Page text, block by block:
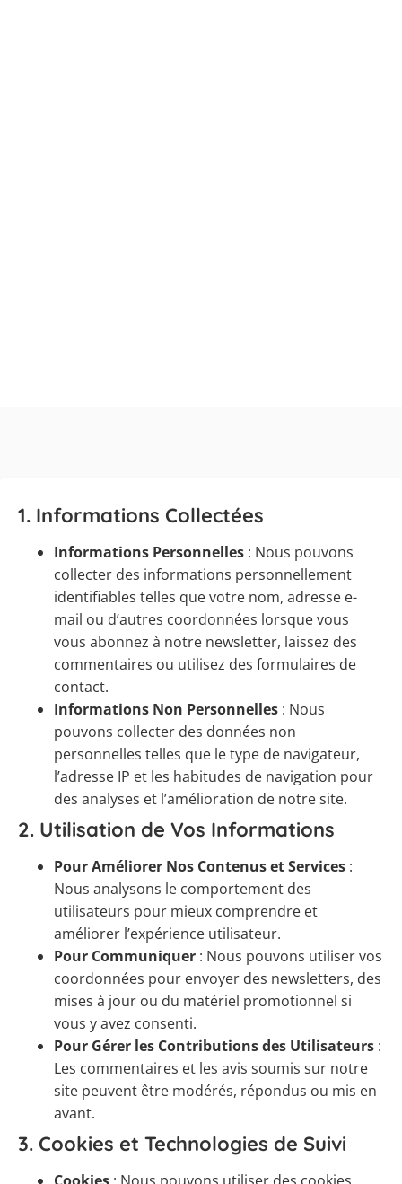
1. Informations Collectées
Informations Personnelles : Nous pouvons
collecter des informations personnellement
identifiables telles que votre nom, adresse e-
mail ou d’autres coordonnées lorsque vous
vous abonnez à notre newsletter, laissez des
commentaires ou utilisez des formulaires de
contact.
Informations Non Personnelles : Nous
pouvons collecter des données non
personnelles telles que le type de navigateur,
l’adresse IP et les habitudes de navigation pour
des analyses et l’amélioration de notre site.
2. Utilisation de Vos Informations
Pour Améliorer Nos Contenus et Services :
Nous analysons le comportement des
utilisateurs pour mieux comprendre et
améliorer l’expérience utilisateur.
Pour Communiquer : Nous pouvons utiliser vos
coordonnées pour envoyer des newsletters, des
mises à jour ou du matériel promotionnel si
vous y avez consenti.
Pour Gérer les Contributions des Utilisateurs :
Les commentaires et les avis soumis sur notre
site peuvent être modérés, répondus ou mis en
avant.
3. Cookies et Technologies de Suivi